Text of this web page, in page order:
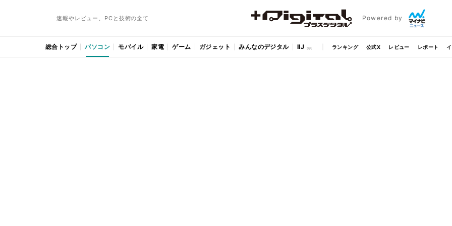
速報やレビュー、PCと技術の全て Powered by
総合トップ パソコン モバイル 家電 ゲーム ガジェット みんなのデジタル IIJ ランキング 公式X レビュー レポート